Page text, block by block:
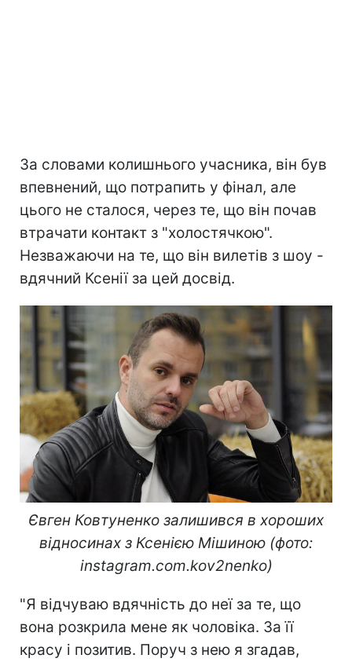
За словами колишнього учасника, він був
впевнений, що потрапить у фінал, але
цього не сталося, через те, що він почав
втрачати контакт з "холостячкою".
Незважаючи на те, що він вилетів з шоу -
вдячний Ксенії за цей досвід.
Євген Ковтуненко залишився в хороших
відносинах з Ксенією Мішиною (фото:
instagram.com.kov2nenko)
"Я відчуваю вдячність до неї за те, що
вона розкрила мене як чоловіка. За її
красу і позитив. Поруч з нею я згадав,